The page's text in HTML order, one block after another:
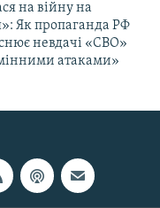
на війну на
Як пропаганда РФ
невдачі «СВО»
атаками»